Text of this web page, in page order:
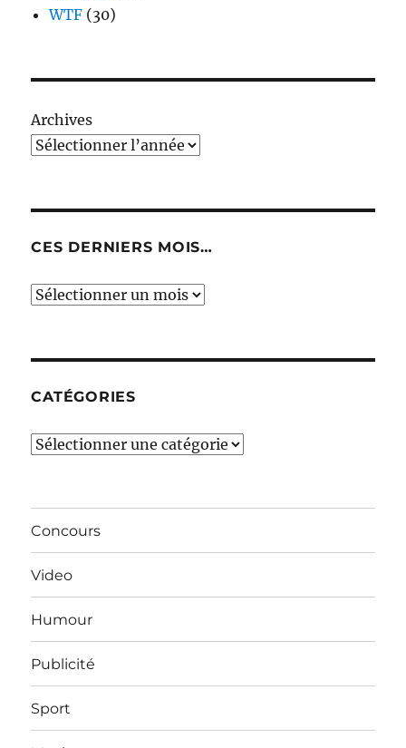
WTF (30)
Archives
CES DERNIERS MOIS…
Ces
CATÉGORIES
Catégories
Concours
Video
Humour
Publicité
Sport